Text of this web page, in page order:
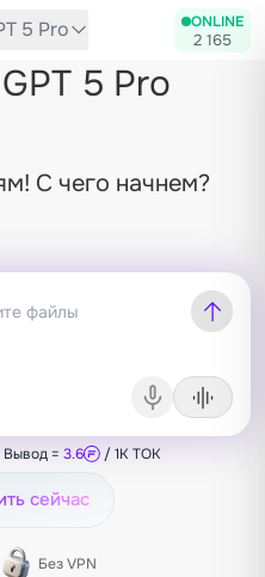
5 Pro ONLINE
2 165
5 Pro
С чего начнем?
= 3.6 / 1K TOK
сейчас
Без VPN